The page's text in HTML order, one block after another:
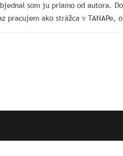
som ju priamo od autora.
pracujem ako strážca v TANAPe,